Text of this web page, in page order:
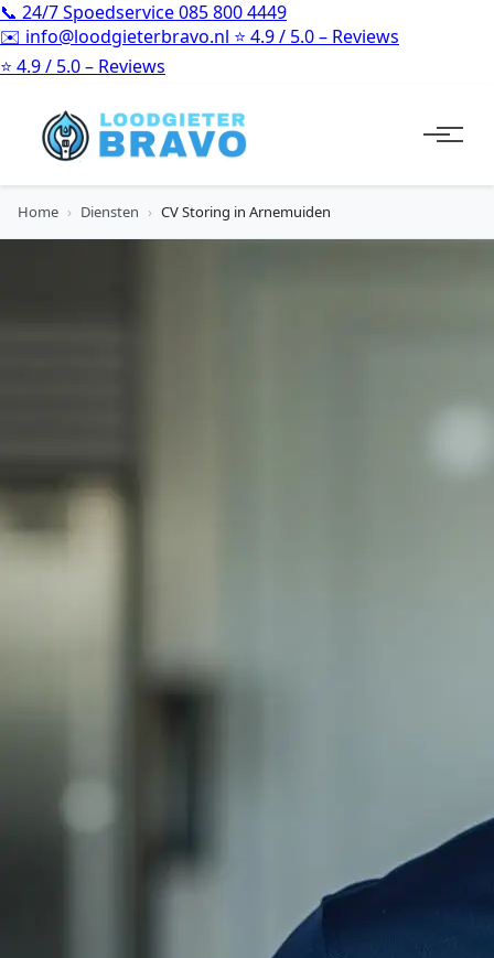
📞 24/7 Spoedservice085 800 4449
✉️ info@loodgieterbravo.nl ⭐ 4.9 / 5.0 – Reviews
⭐ 4.9 / 5.0 – Reviews
Home › Diensten › CV Storing in Arnemuiden